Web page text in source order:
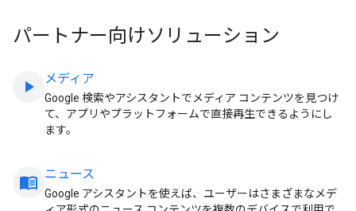
パートナー向けソリューション
play_arrow メディア
Google 検索やアシスタントでメディア コンテンツを見つけ
て、アプリやプラットフォームで直接再生できるようにし
ます。
menu_book ニュース
Google アシスタントを使えば、ユーザーはさまざまなメデ